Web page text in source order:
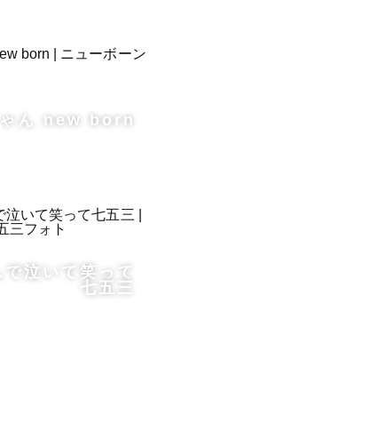
いこ
ん new born
泣いて笑って
七五三